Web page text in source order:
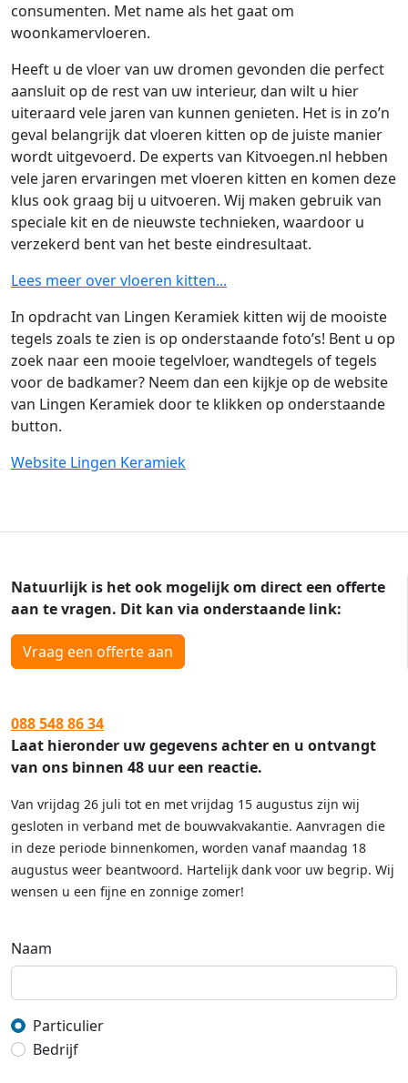
consumenten. Met name als het gaat om
woonkamervloeren.
Heeft u de vloer van uw dromen gevonden die perfect
aansluit op de rest van uw interieur, dan wilt u hier
uiteraard vele jaren van kunnen genieten. Het is in zo’n
geval belangrijk dat vloeren kitten op de juiste manier
wordt uitgevoerd. De experts van Kitvoegen.nl hebben
vele jaren ervaringen met vloeren kitten en komen deze
klus ook graag bij u uitvoeren. Wij maken gebruik van
speciale kit en de nieuwste technieken, waardoor u
verzekerd bent van het beste eindresultaat.
Lees meer over vloeren kitten...
In opdracht van Lingen Keramiek kitten wij de mooiste
tegels zoals te zien is op onderstaande foto’s! Bent u op
zoek naar een mooie tegelvloer, wandtegels of tegels
voor de badkamer? Neem dan een kijkje op de website
van Lingen Keramiek door te klikken op onderstaande
button.
Website Lingen Keramiek
Natuurlijk is het ook mogelijk om direct een offerte
aan te vragen. Dit kan via onderstaande link:
Vraag een offerte aan
088 548 86 34
Laat hieronder uw gegevens achter en u ontvangt
van ons binnen 48 uur een reactie.
Van vrijdag 26 juli tot en met vrijdag 15 augustus zijn wij
gesloten in verband met de bouwvakvakantie. Aanvragen die
in deze periode binnenkomen, worden vanaf maandag 18
augustus weer beantwoord. Hartelijk dank voor uw begrip. Wij
wensen u een fijne en zonnige zomer!
Naam
Particulier
Bedrijf